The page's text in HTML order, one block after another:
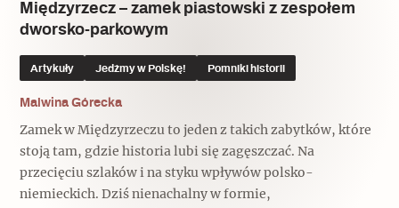
Międzyrzecz – zamek piastowski z zespołem
dworsko-parkowym
Artykuły Jedźmy w Polskę! Pomniki historii
Malwina Górecka
Zamek w Międzyrzeczu to jeden z takich zabytków, które
stoją tam, gdzie historia lubi się zagęszczać. Na
przecięciu szlaków i na styku wpływów polsko-
niemieckich. Dziś nienachalny w formie,